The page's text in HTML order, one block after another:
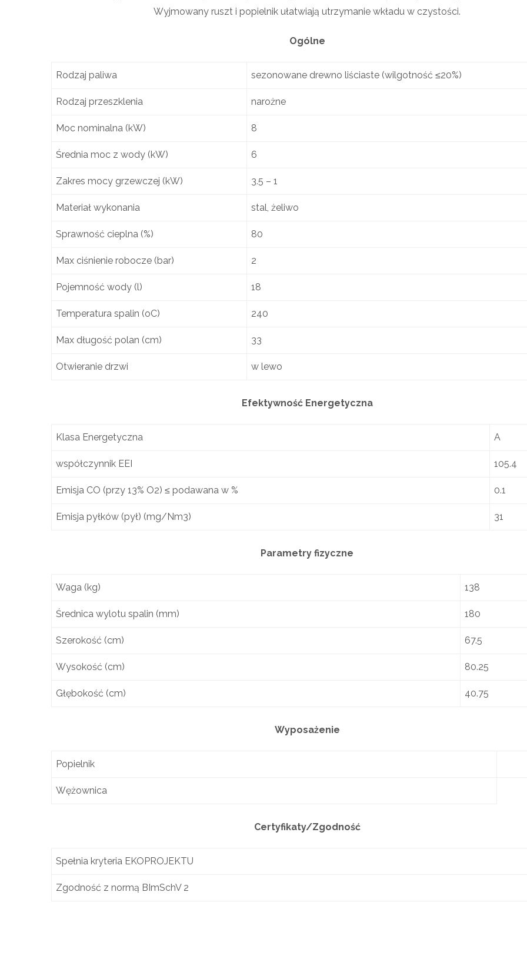
Wyjmowany ruszt i popielnik ułatwiają utrzymanie wkładu w czystości.
Ogólne
Rodzaj paliwa sezonowane drewno liściaste (wilgotność ≤20%)
Rodzaj przeszklenia narożne
Moc nominalna (kW) 8
Średnia moc z wody (kW) 6
Zakres mocy grzewczej (kW) 3.5 – 1
Materiał wykonania stal, żeliwo
Sprawność cieplna (%) 80
Max ciśnienie robocze (bar) 2
Pojemność wody (l) 18
Temperatura spalin (oC) 240
Max długość polan (cm) 33
Otwieranie drzwi w lewo
Efektywność Energetyczna
Klasa Energetyczna A
współczynnik EEI 105.4
Emisja CO (przy 13% O2) ≤ podawana w % 0.1
Emisja pyłków (pył) (mg/Nm3) 31
Parametry fizyczne
Waga (kg) 138
Średnica wylotu spalin (mm) 180
Szerokość (cm) 67.5
Wysokość (cm) 80.25
Głębokość (cm) 40.75
Wyposażenie
Popielnik
Wężownica
Certyfikaty/Zgodność
Spełnia kryteria EKOPROJEKTU
Zgodność z normą BImSchV 2